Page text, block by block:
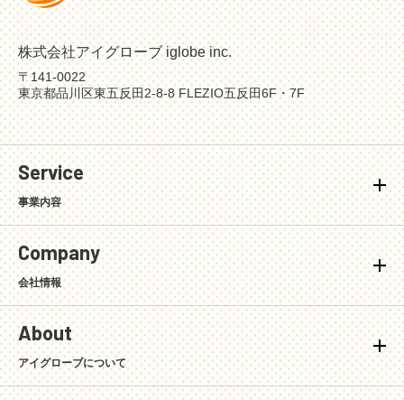
株式会社アイグローブ iglobe inc.
〒141-0022
東京都品川区東五反田2-8-8 FLEZIO五反田6F・7F
Service
事業内容
Company
会社情報
About
アイグローブについて